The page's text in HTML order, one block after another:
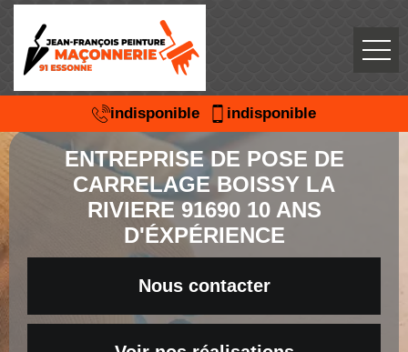
indisponible indisponible
ENTREPRISE DE POSE DE
CARRELAGE BOISSY LA
RIVIERE 91690 10 ANS
D'ÉXPÉRIENCE
Nous contacter